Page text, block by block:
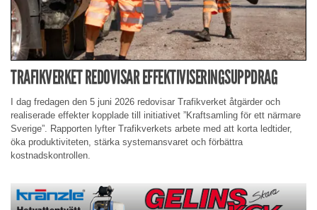
TRAFIKVERKET REDOVISAR EFFEKTIVISERINGSUPPDRAG
I dag fredagen den 5 juni 2026 redovisar Trafikverket åtgärder och
realiserade effekter kopplade till initiativet ”Kraftsamling för ett närmare
Sverige”. Rapporten lyfter Trafikverkets arbete med att korta ledtider,
öka produktiviteten, stärka systemansvaret och förbättra
kostnadskontrollen.